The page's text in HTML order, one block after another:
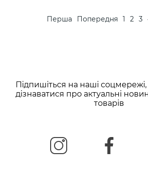
Перша
Перша
Попередня
Попередня Page
1 Page
2 3
Підпишіться на наші
дізнаватися про актуальні
товарів